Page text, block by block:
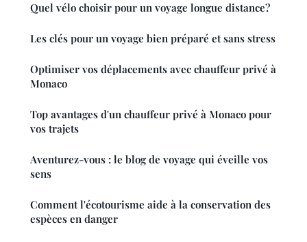
Quel vélo choisir pour un voyage longue distance?
Les clés pour un voyage bien préparé et sans stress
Optimiser vos déplacements avec chauffeur privé à
Monaco
Top avantages d'un chauffeur privé à Monaco pour
vos trajets
Aventurez-vous : le blog de voyage qui éveille vos
sens
Comment l'écotourisme aide à la conservation des
espèces en danger